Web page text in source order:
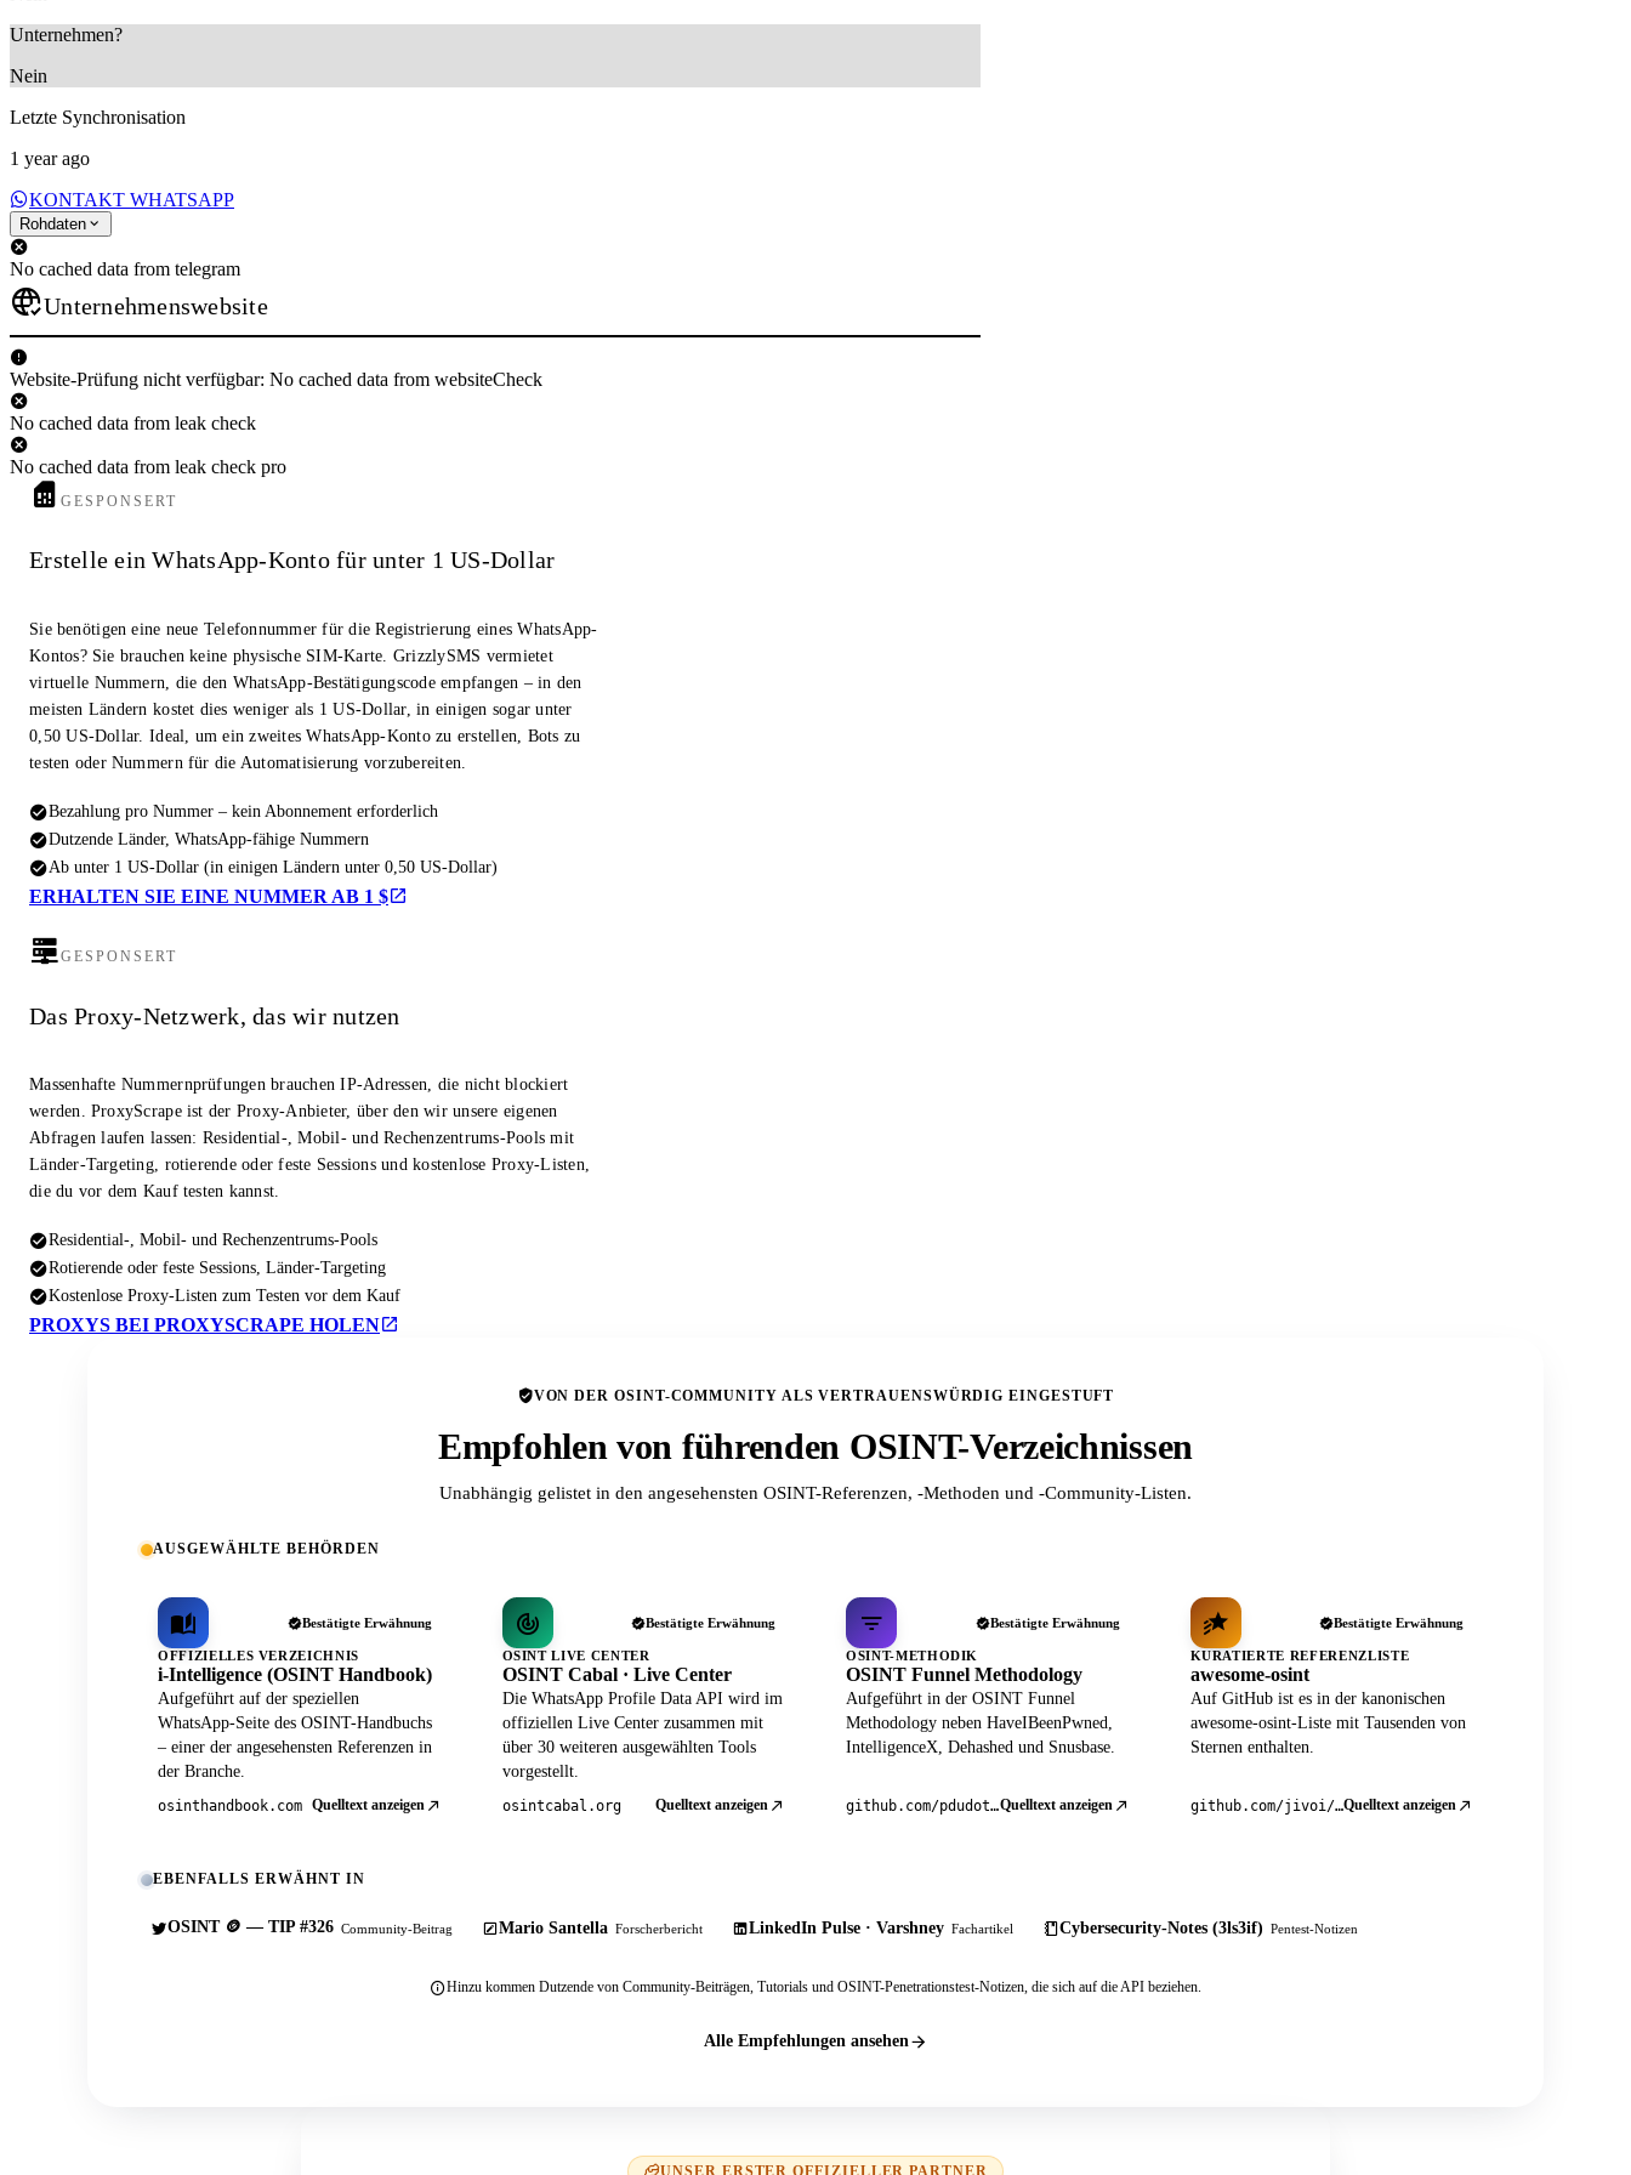
Unternehmen?
Nein
Letzte Synchronisation
1 year ago
KONTAKT WHATSAPP
Rohdaten
No cached data from telegram
Unternehmenswebsite
Website-Prüfung nicht verfügbar: No cached data from websiteCheck
No cached data from leak check
No cached data from leak check pro
GESPONSERT
Erstelle ein WhatsApp-Konto für unter 1 US-Dollar
Sie benötigen eine neue Telefonnummer für die Registrierung eines WhatsApp-
Kontos? Sie brauchen keine physische SIM-Karte. GrizzlySMS vermietet
virtuelle Nummern, die den WhatsApp-Bestätigungscode empfangen – in den
meisten Ländern kostet dies weniger als 1 US-Dollar, in einigen sogar unter
0,50 US-Dollar. Ideal, um ein zweites WhatsApp-Konto zu erstellen, Bots zu
testen oder Nummern für die Automatisierung vorzubereiten.
Bezahlung pro Nummer – kein Abonnement erforderlich
Dutzende Länder, WhatsApp-fähige Nummern
Ab unter 1 US-Dollar (in einigen Ländern unter 0,50 US-Dollar)
ERHALTEN SIE EINE NUMMER AB 1 $
GESPONSERT
Das Proxy-Netzwerk, das wir nutzen
Massenhafte Nummernprüfungen brauchen IP-Adressen, die nicht blockiert
werden. ProxyScrape ist der Proxy-Anbieter, über den wir unsere eigenen
Abfragen laufen lassen: Residential-, Mobil- und Rechenzentrums-Pools mit
Länder-Targeting, rotierende oder feste Sessions und kostenlose Proxy-Listen,
die du vor dem Kauf testen kannst.
Residential-, Mobil- und Rechenzentrums-Pools
Rotierende oder feste Sessions, Länder-Targeting
Kostenlose Proxy-Listen zum Testen vor dem Kauf
PROXYS BEI PROXYSCRAPE HOLEN
VON DER OSINT-COMMUNITY ALS VERTRAUENSWÜRDIG EINGESTUFT
Empfohlen von führenden OSINT-Verzeichnissen
Unabhängig gelistet in den angesehensten OSINT-Referenzen, -Methoden und -Community-Listen.
AUSGEWÄHLTE BEHÖRDEN
Bestätigte Erwähnung
OFFIZIELLES VERZEICHNIS
i-Intelligence (OSINT Handbook)
Aufgeführt auf der speziellen
WhatsApp-Seite des OSINT-Handbuchs
– einer der angesehensten Referenzen in
der Branche.
osinthandbook.com Quelltext anzeigen
Bestätigte Erwähnung
OSINT LIVE CENTER
OSINT Cabal · Live Center
Die WhatsApp Profile Data API wird im
offiziellen Live Center zusammen mit
über 30 weiteren ausgewählten Tools
vorgestellt.
osintcabal.org Quelltext anzeigen
Bestätigte Erwähnung
OSINT-METHODIK
OSINT Funnel Methodology
Aufgeführt in der OSINT Funnel
Methodology neben HaveIBeenPwned,
IntelligenceX, Dehashed und Snusbase.
github.com/pdudotdev/ofmQuelltext anzeigen
Bestätigte Erwähnung
KURATIERTE REFERENZLISTE
awesome-osint
Auf GitHub ist es in der kanonischen
awesome-osint-Liste mit Tausenden von
Sternen enthalten.
github.com/jivoi/awesome-osintQuelltext anzeigen
EBENFALLS ERWÄHNT IN
OSINT 🪙 — TIP #326 Community-Beitrag Mario Santella Forscherbericht LinkedIn Pulse · Varshney Fachartikel Cybersecurity-Notes (3ls3if) Pentest-Notizen
Hinzu kommen Dutzende von Community-Beiträgen, Tutorials und OSINT-Penetrationstest-Notizen, die sich auf die API beziehen.
Alle Empfehlungen ansehen
UNSER ERSTER OFFIZIELLER PARTNER